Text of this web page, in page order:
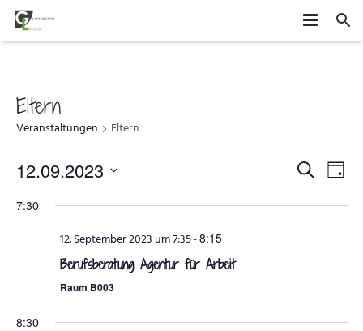
SCHÜLER
MITEINANDER GESTALTEN
AGS
AUSTAUSCH UND FAHRTEN
WETTBEWERBE UND ZUSATZQUALIFIKATIONEN
EHEMALIGE
SCHULE
DAS GYMLI
FÄCHER
STUFENINFO
KONZEPTE
FÖRDERUNG UND BERATUNG
ORGANISATION
VERTRETUNGSPLAN
ÜBERMITTAG
UNTERRICHTSZEITEN
BUSVERBINDUNGEN
ELTERN
ELTERNMITWIRKUNG
GRUNDSCHÜLER
FÖRDERVEREIN
KONTAKT
Eltern
Veranstaltungen Eltern
Suche
SUCHETAG
12.09.2023
wählen.
7:30
12. September 2023 um 7:35-8:15
Berufsberatung Agentur für Arbeit
Raum B003
8:30